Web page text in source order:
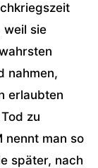
weil sie
nahmen,
erlaubten
zu
nennt man so
später, nach